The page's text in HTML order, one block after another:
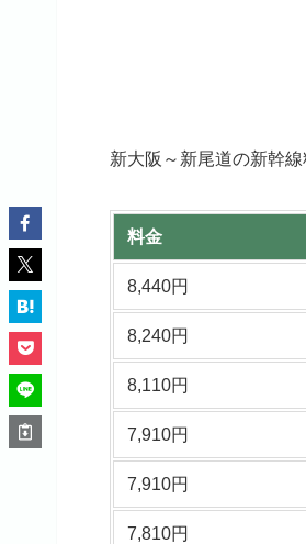
新大阪～新尾道の新幹
料金
8,440円
8,240円
8,110円
7,910円
7,910円
7,810円